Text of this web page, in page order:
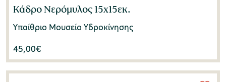
Κάδρο Νερόμυλος 15x15εκ.
Υπαίθριο Μουσείο Υδροκίνησης
45,00€